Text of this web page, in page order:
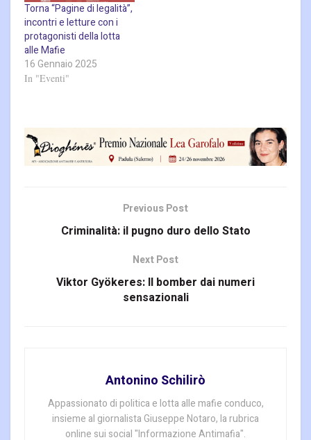
Torna “Pagine di legalità”,
incontri e letture con i
protagonisti della lotta
alle Mafie
16 Gennaio 2025
In "Eventi"
Previous Post
Criminalità: il pugno duro dello Stato
Next Post
Viktor Gyökeres: Il bomber dai numeri
sensazionali
Antonino Schilirò
Appassionato di politica e lotta alle mafie conduco,
insieme al giornalista Giuseppe Notaro, la rubrica
online sui social "Informazione Antimafia".